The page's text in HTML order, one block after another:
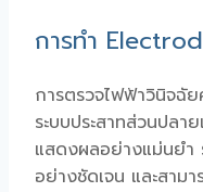
การทำ
การตรวจไฟฟ้าวินิจฉั
ระบบประสาทส่วนปลา
แสดงผลอย่างแม่นยำ
อย่างชัดเจน และสาม